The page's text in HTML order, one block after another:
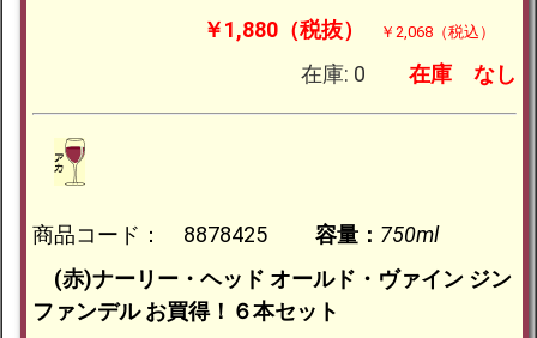
￥1,880（税抜）
￥2,068（税込）
在庫: 0 在庫 なし
商品コード： 8878425 容量： 750ml
(赤)ナーリー・ヘッド オールド・ヴァイン ジン
ファンデル お買得！６本セット